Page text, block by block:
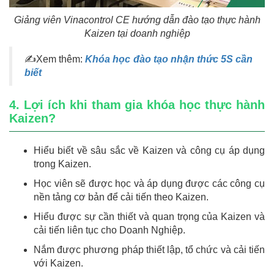
Giảng viên Vinacontrol CE hướng dẫn đào tạo thực hành
Kaizen tại doanh nghiệp
✍Xem thêm: Khóa học đào tạo nhận thức 5S cần
biết
4. Lợi ích khi tham gia khóa học thực hành
Kaizen?
Hiểu biết về sâu sắc về Kaizen và công cụ áp dụng
trong Kaizen.
Học viên sẽ được học và áp dụng được các công cụ
nền tảng cơ bản để cải tiến theo Kaizen.
Hiểu được sự cần thiết và quan trọng của Kaizen và
cải tiến liên tục cho Doanh Nghiệp.
Nắm được phương pháp thiết lập, tổ chức và cải tiến
với Kaizen.